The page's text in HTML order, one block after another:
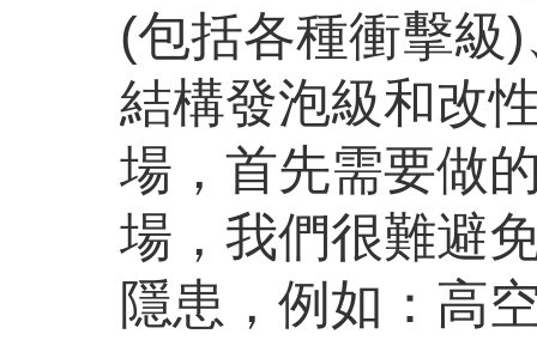
(包括各種衝擊級)
結構發泡級和改
場，首先需要做
場，我們很難避
隱患，例如：高